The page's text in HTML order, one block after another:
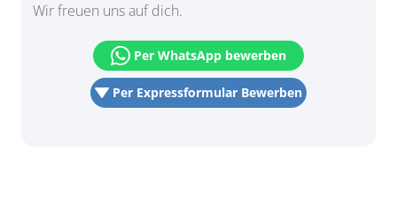
Wir freuen uns auf dich.
Per Expressformular Bewerben
Per WhatsApp bewerben